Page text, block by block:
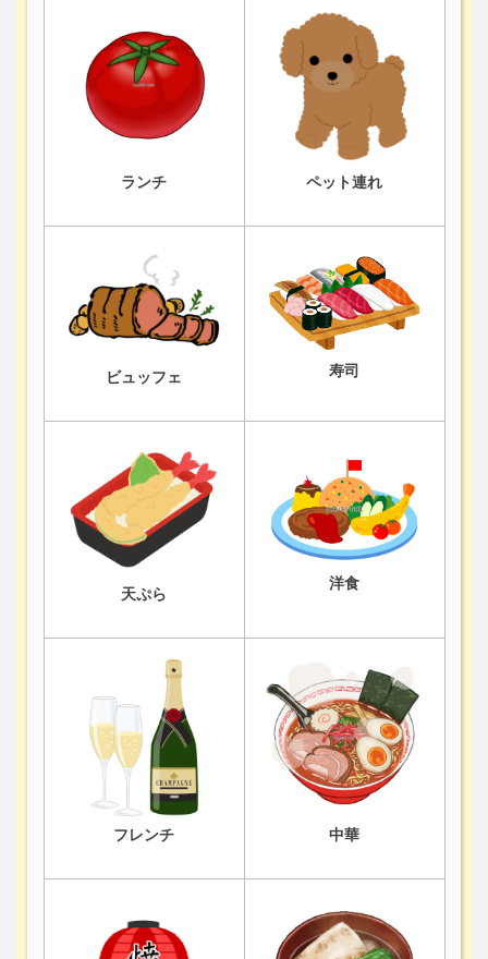
ランチ ペット連れ
ビュッフェ 寿司
天ぷら
洋食
フレンチ 中華